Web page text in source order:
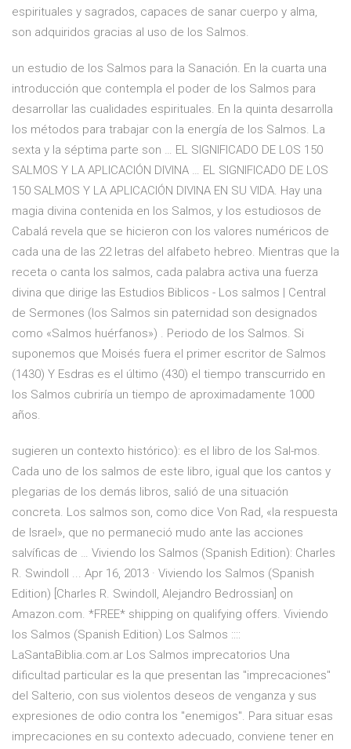
espirituales y sagrados, capaces de sanar cuerpo y alma,
son adquiridos gracias al uso de los Salmos.
un estudio de los Salmos para la Sanación. En la cuarta una
introducción que contempla el poder de los Salmos para
desarrollar las cualidades espirituales. En la quinta desarrolla
los métodos para trabajar con la energía de los Salmos. La
sexta y la séptima parte son … EL SIGNIFICADO DE LOS 150
SALMOS Y LA APLICACIÓN DIVINA … EL SIGNIFICADO DE LOS
150 SALMOS Y LA APLICACIÓN DIVINA EN SU VIDA. Hay una
magia divina contenida en los Salmos, y los estudiosos de
Cabalá revela que se hicieron con los valores numéricos de
cada una de las 22 letras del alfabeto hebreo. Mientras que la
receta o canta los salmos, cada palabra activa una fuerza
divina que dirige las Estudios Biblicos - Los salmos | Central
de Sermones (los Salmos sin paternidad son designados
como «Salmos huérfanos») . Periodo de los Salmos. Si
suponemos que Moisés fuera el primer escritor de Salmos
(1430) Y Esdras es el último (430) el tiempo transcurrido en
los Salmos cubriría un tiempo de aproximadamente 1000
años.
sugieren un contexto histórico): es el libro de los Sal-mos.
Cada uno de los salmos de este libro, igual que los cantos y
plegarias de los demás libros, salió de una situación
concreta. Los salmos son, como dice Von Rad, «la respuesta
de Israel», que no permaneció mudo ante las acciones
salvíficas de … Viviendo los Salmos (Spanish Edition): Charles
R. Swindoll ... Apr 16, 2013 · Viviendo los Salmos (Spanish
Edition) [Charles R. Swindoll, Alejandro Bedrossian] on
Amazon.com. *FREE* shipping on qualifying offers. Viviendo
los Salmos (Spanish Edition) Los Salmos ::::
LaSantaBiblia.com.ar Los Salmos imprecatorios Una
dificultad particular es la que presentan las "imprecaciones"
del Salterio, con sus violentos deseos de venganza y sus
expresiones de odio contra los "enemigos". Para situar esas
imprecaciones en su contexto adecuado, conviene tener en